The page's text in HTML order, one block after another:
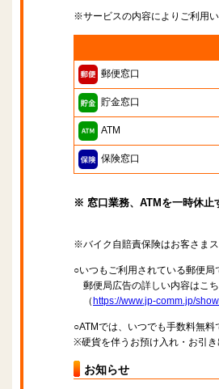
※サービスの内容によりご利用
郵便窓口
貯金窓口
ATM
保険窓口
※ 窓口業務、ATMを一時休止
※バイク自賠責保険はお客さま
○いつもご利用されている郵便
郵便局広告の詳しい内容はこ
（ https://www.jp-comm.jp/
○ATMでは、いつでも手数料無
※硬貨を伴うお預け入れ・お引
お知らせ